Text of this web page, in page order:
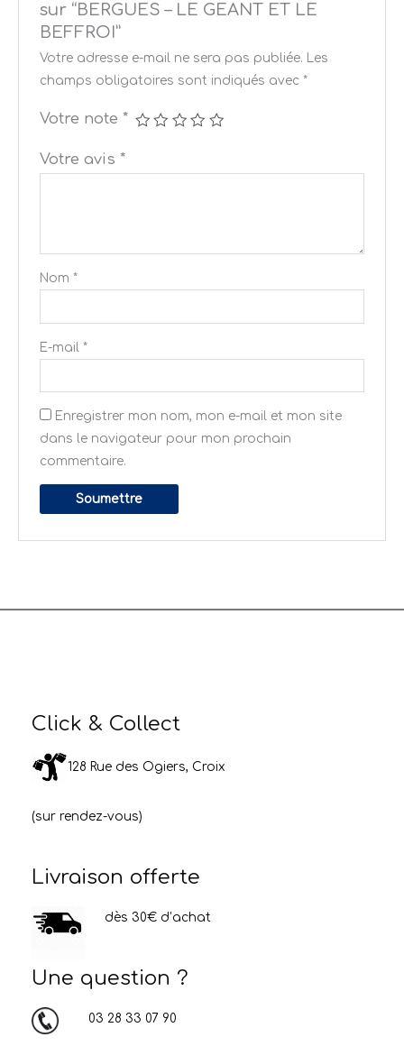
sur “BERGUES – LE GEANT ET LE
BEFFROI”
Votre adresse e-mail ne sera pas publiée. Les
champs obligatoires sont indiqués avec *
Votre note *
Votre avis *
Nom *
E-mail *
Enregistrer mon nom, mon e-mail et mon site
dans le navigateur pour mon prochain
commentaire.
Click & Collect
128 Rue des Ogiers, Croix
(sur rendez-vous)
Livraison offerte
dès 30€ d’achat
Une question ?
03 28 33 07 90